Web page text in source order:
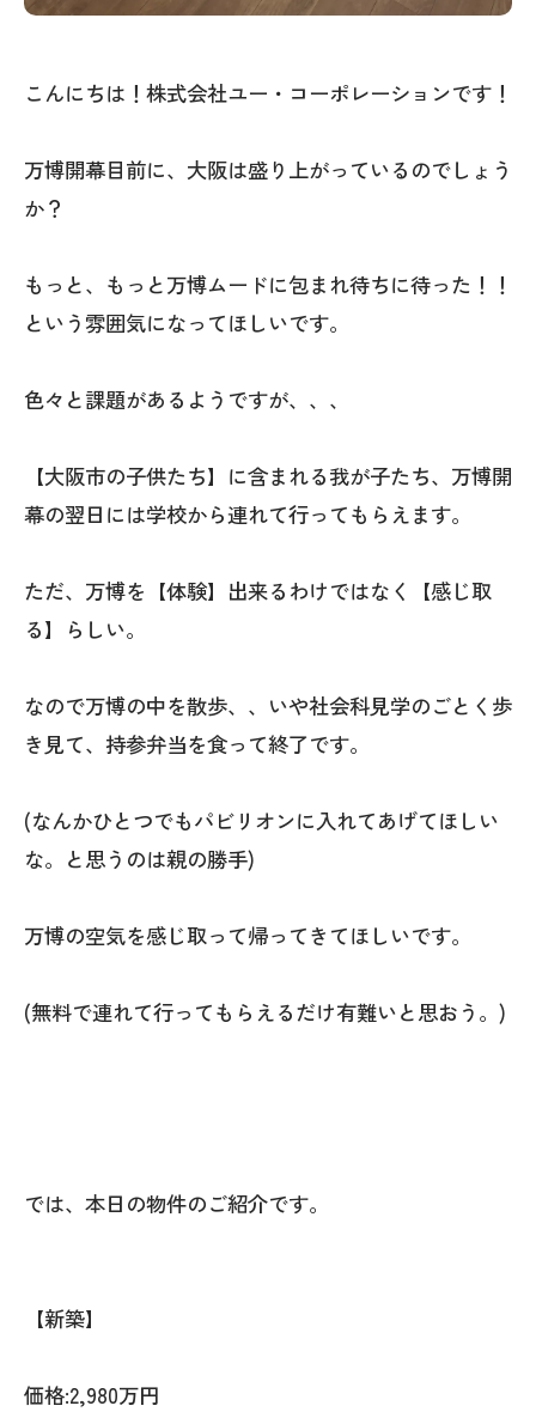
こんにちは！株式会社ユー・コーポレーションです！
万博開幕目前に、大阪は盛り上がっているのでしょう
か？
もっと、もっと万博ムードに包まれ待ちに待った！！
という雰囲気になってほしいです。
色々と課題があるようですが、、、
【大阪市の子供たち】に含まれる我が子たち、万博開
幕の翌日には学校から連れて行ってもらえます。
ただ、万博を【体験】出来るわけではなく【感じ取
る】らしい。
なので万博の中を散歩、、いや社会科見学のごとく歩
き見て、持参弁当を食って終了です。
(なんかひとつでもパビリオンに入れてあげてほしい
な。と思うのは親の勝手)
万博の空気を感じ取って帰ってきてほしいです。
(無料で連れて行ってもらえるだけ有難いと思おう。)
では、本日の物件のご紹介です。
【新築】
価格:2,980万円